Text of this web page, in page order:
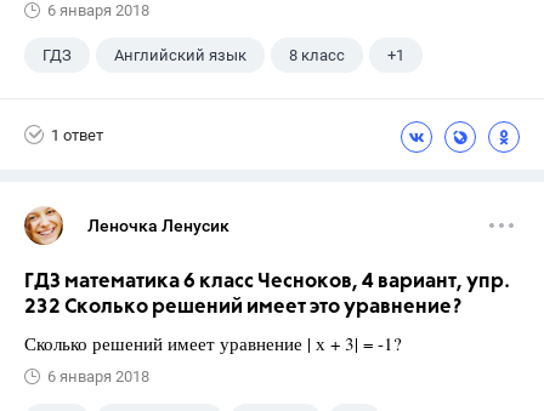
6 января 2018
ГДЗ Английский язык 8 класс +1
1 ответ
Леночка Ленусик
ГДЗ математика 6 класс Чесноков, 4 вариант, упр.
232 Сколько решений имеет это уравнение?
Сколько решений имеет уравнение | х + 3| = -1?
6 января 2018